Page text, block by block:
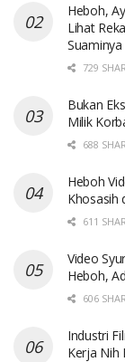
Heboh,
Lihat
Suaminya
729
Bukan
Milik
688
Heboh
Khosasih
611
Video
Heboh,
606
Industri
Kerja Nih